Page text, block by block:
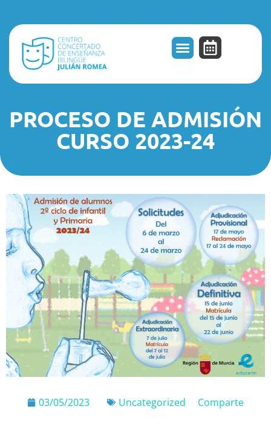
PROCESO DE ADMISIÓN
CURSO 2023-24
03/05/2023 Uncategorized Comparte